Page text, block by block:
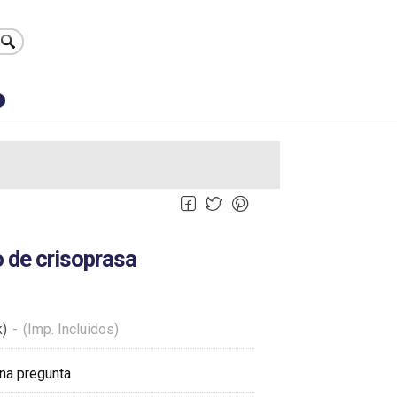
de crisoprasa
- (Imp. Incluidos)
pregunta